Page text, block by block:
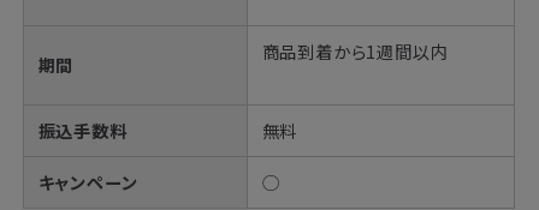
期間
商品到着から1週間以内
振込手数料 無料
キャンペーン ◯